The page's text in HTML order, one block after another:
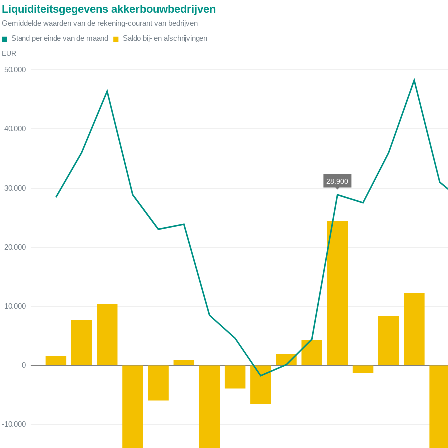
Liquiditeitsgegevens akkerbouwbedrijven
Gemiddelde waarden van de rekening-courant van bedrijven
EUR
Stand per einde van de maand Saldo bij- en afschrijvingen
-10.000
0
10.000
20.000
30.000
40.000
50.000
28.900